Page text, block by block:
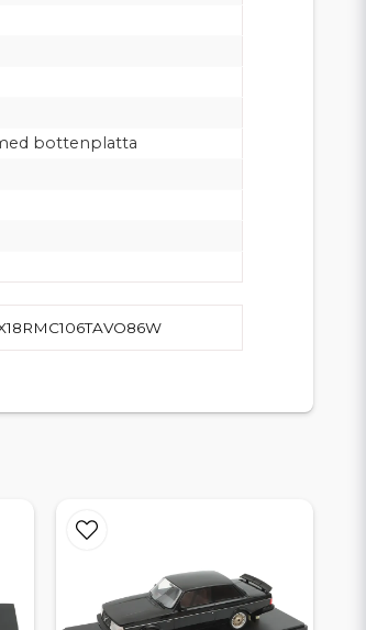
bottenplatta